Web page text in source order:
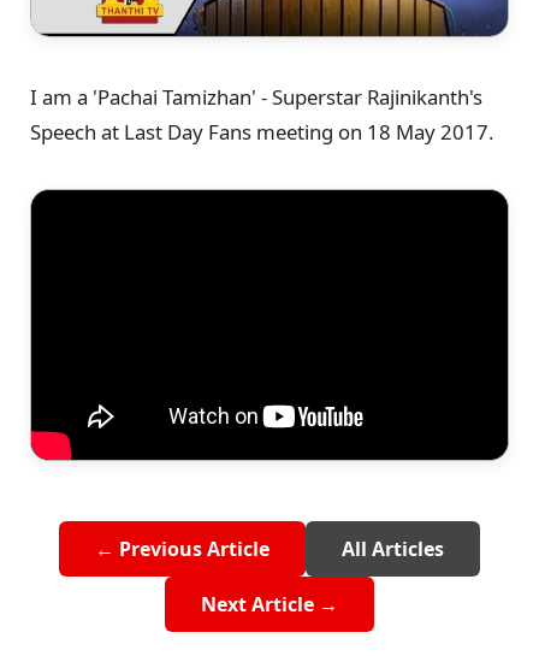
I am a 'Pachai Tamizhan' - Superstar Rajinikanth's
Speech at Last Day Fans meeting on 18 May 2017.
← Previous Article All Articles
Next Article →